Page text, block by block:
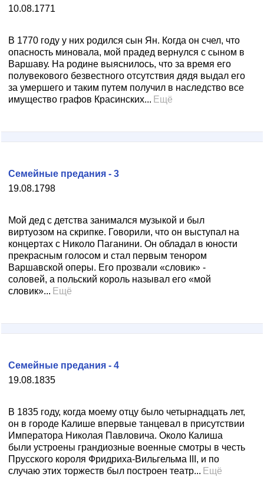
10.08.1771
В 1770 году у них родился сын Ян. Когда он счел, что
опасность миновала, мой прадед вернулся с сыном в
Варшаву. На родине выяснилось, что за время его
полувекового безвестного отсутствия дядя выдал его
за умершего и таким путем получил в наследство все
имущество графов Красинских... Ещё
19.08.1798
Семейные предания - 3
Мой дед с детства занимался музыкой и был
виртуозом на скрипке. Говорили, что он выступал на
концертах с Николо Паганини. Он обладал в юности
прекрасным голосом и стал первым тенором
Варшавской оперы. Его прозвали «словик» -
соловей, а польский король называл его «мой
словик»... Ещё
19.08.1835
Семейные предания - 4
В 1835 году, когда моему отцу было четырнадцать лет,
он в городе Калише впервые танцевал в присутствии
Императора Николая Павловича. Около Калиша
были устроены грандиозные военные смотры в честь
Прусского короля Фридриха-Вильгельма III, и по
случаю этих торжеств был построен театр... Ещё